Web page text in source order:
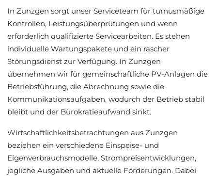
In Zunzgen sorgt unser Serviceteam für turnusmäßige
Kontrollen, Leistungsüberprüfungen und wenn
erforderlich qualifizierte Servicearbeiten. Es stehen
individuelle Wartungspakete und ein rascher
Störungsdienst zur Verfügung. In Zunzgen
übernehmen wir für gemeinschaftliche PV-Anlagen die
Betriebsführung, die Abrechnung sowie die
Kommunikationsaufgaben, wodurch der Betrieb stabil
bleibt und der Bürokratieaufwand sinkt.
Wirtschaftlichkeitsbetrachtungen aus Zunzgen
beziehen ein verschiedene Einspeise- und
Eigenverbrauchsmodelle, Strompreisentwicklungen,
jegliche Ausgaben und aktuelle Förderungen. Dabei